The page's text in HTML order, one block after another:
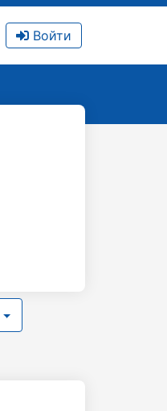
Войти